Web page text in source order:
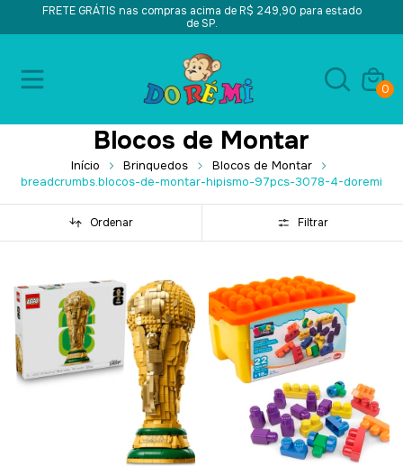
FRETE GRÁTIS nas compras acima de R$ 249,90 para estado
de SP.
0
Blocos de Montar
Início Brinquedos
Blocos de Montar
breadcrumbs.blocos-de-montar-hipismo-97pcs-3078-4-doremi
Ordenar Filtrar